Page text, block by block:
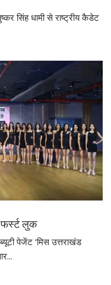
सिंह धामी से राष्ट्रीय कैडेट
लुक
पेजेंट ‘मिस उत्तराखंड